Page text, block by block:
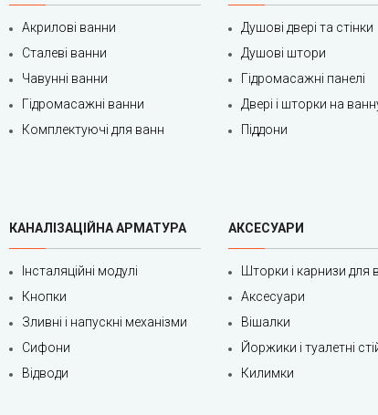
Акрилові ванни
Сталеві ванни
Чавунні ванни
Гідромасажні ванни
Комплектуючі для ванн
Душові двері та стінки
Душові штори
Гідромасажні панелі
Двері і шторки на
Піддони
КАНАЛІЗАЦІЙНА АРМАТУРА
Інсталяційні модулі
Кнопки
Зливні і напускні механізми
Сифони
Відводи
АКСЕСУАРИ
Шторки і карнизи для
Аксесуари
Вішалки
Йоржики і туалетні
Килимки